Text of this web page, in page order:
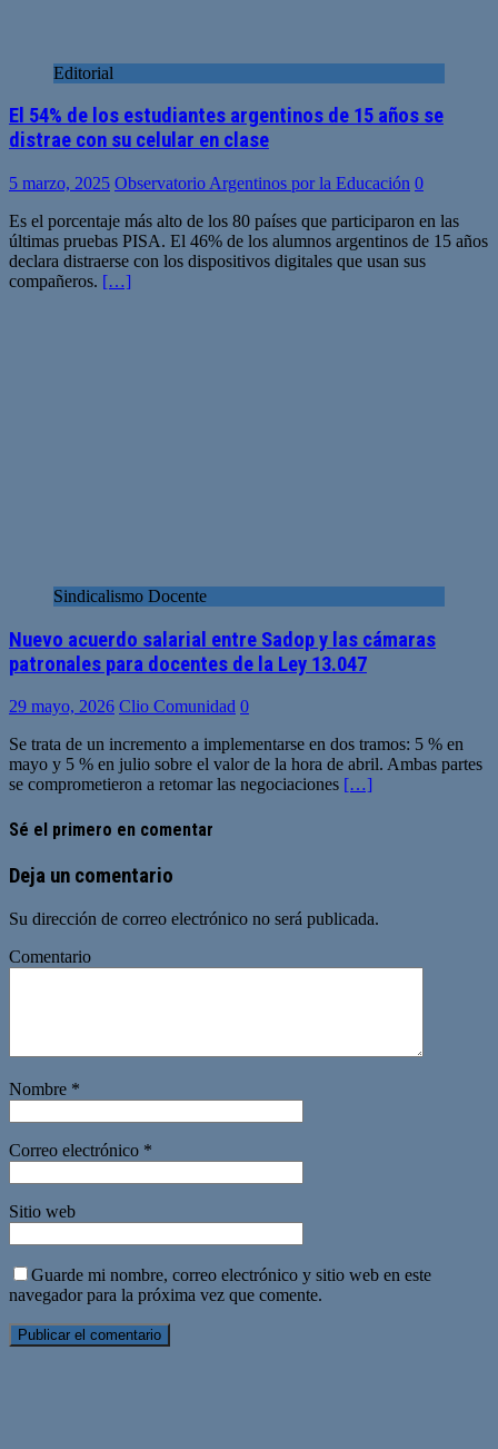
Editorial
El 54% de los estudiantes argentinos de 15 años se
distrae con su celular en clase
5 marzo, 2025 Observatorio Argentinos por la Educación 0
Es el porcentaje más alto de los 80 países que participaron en las
últimas pruebas PISA. El 46% de los alumnos argentinos de 15 años
declara distraerse con los dispositivos digitales que usan sus
compañeros. […]
Sindicalismo Docente
Nuevo acuerdo salarial entre Sadop y las cámaras
patronales para docentes de la Ley 13.047
29 mayo, 2026 Clio Comunidad 0
Se trata de un incremento a implementarse en dos tramos: 5 % en
mayo y 5 % en julio sobre el valor de la hora de abril. Ambas partes
se comprometieron a retomar las negociaciones […]
Sé el primero en comentar
Deja un comentario
Su dirección de correo electrónico no será publicada.
Comentario
Nombre *
Correo electrónico *
Sitio web
Guarde mi nombre, correo electrónico y sitio web en este
navegador para la próxima vez que comente.